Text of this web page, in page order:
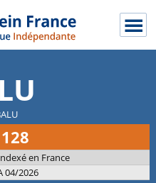
en France
04/2026